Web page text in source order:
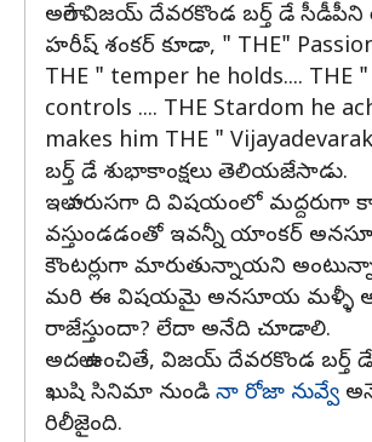
అలాగే విజయ్ దేవరకొండ బర్త్ డే
హరీష్ శంకర్ కూడా, " THE"
THE " temper he holds.... THE
controls .... THE Stardom he
makes him THE "
బర్త్ డే శుభాకాంక్షలు తెలియజేసాడు.
ఇలా వరుసగా ది విషయంలో మద్దరుగా
వస్తుండడంతో ఇవన్నీ యాంకర్
కౌంటర్లుగా మారుతున్నాయని
మరి ఈ విషయమై అనసూయ మళ్ళీ
రాజేస్తుందా? లేదా అనేది చూడాలి.
అదలా ఉంచితే, విజయ్ దేవరకొండ బర్త్
ఖుషి సినిమా నుండి నా రోజా నువ్వే
రిలీజైంది.